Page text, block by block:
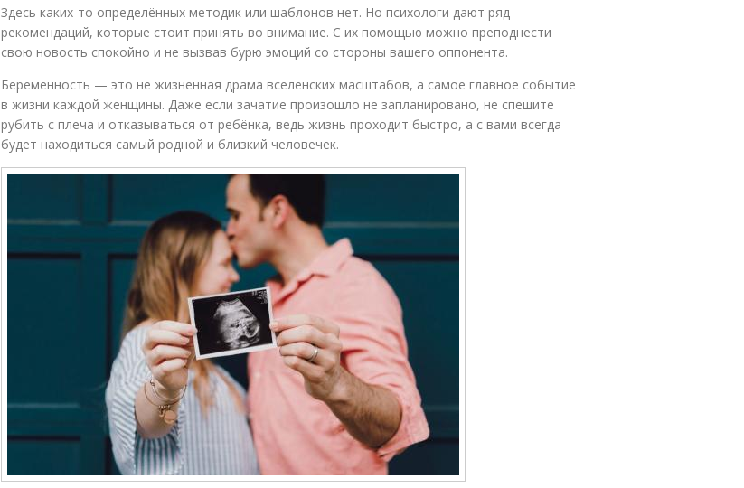
Здесь каких-то определённых методик или шаблонов нет. Но психологи дают ряд
рекомендаций, которые стоит принять во внимание. С их помощью можно преподнести
свою новость спокойно и не вызвав бурю эмоций со стороны вашего оппонента.
Беременность — это не жизненная драма вселенских масштабов, а самое главное событие
в жизни каждой женщины. Даже если зачатие произошло не запланировано, не спешите
рубить с плеча и отказываться от ребёнка, ведь жизнь проходит быстро, а с вами всегда
будет находиться самый родной и близкий человечек.